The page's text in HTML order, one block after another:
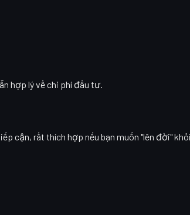
hợp lý về chi phí đầu tư.
cận, rất thích hợp nếu bạn muốn "lên đời"